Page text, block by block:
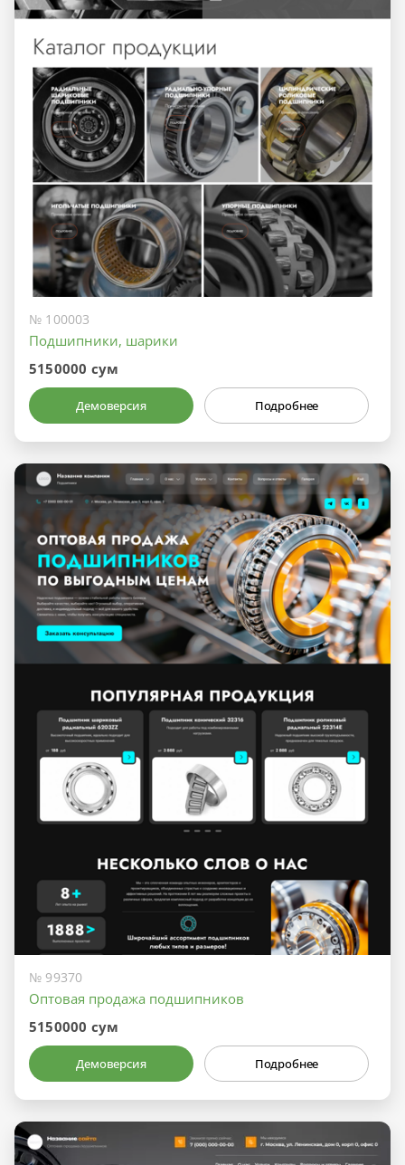
№ 100003
Подшипники, шарики
5150000 сум
Демоверсия Подробнее
№ 99370
Оптовая продажа подшипников
5150000 сум
Демоверсия Подробнее